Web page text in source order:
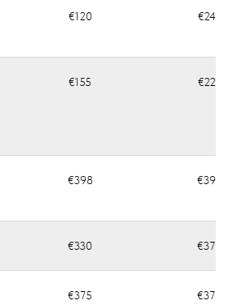
€120 €240
€155 €222
€398 €398
€330 €375
€375 €375